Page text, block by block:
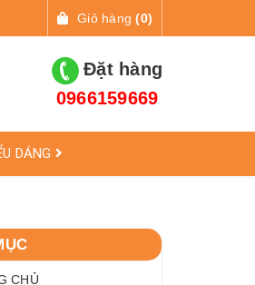
Giỏ hàng (0)
Đặt hàng
0966159669
DÁNG
CHỦ